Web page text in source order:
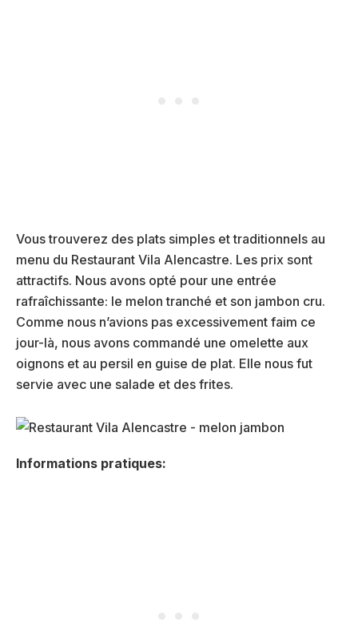
Vous trouverez des plats simples et traditionnels au
menu du Restaurant Vila Alencastre. Les prix sont
attractifs. Nous avons opté pour une entrée
rafraîchissante: le melon tranché et son jambon cru.
Comme nous n’avions pas excessivement faim ce
jour-là, nous avons commandé une omelette aux
oignons et au persil en guise de plat. Elle nous fut
servie avec une salade et des frites.
Informations pratiques: